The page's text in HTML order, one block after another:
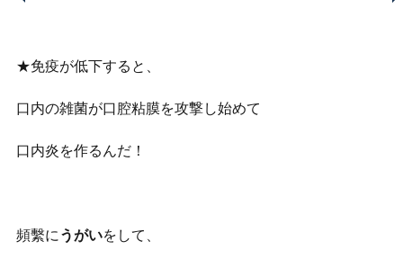
★免疫が低下すると、
口内の雑菌が口腔粘膜を攻撃し始めて
口内炎を作るんだ！
頻繫に うがいをして、